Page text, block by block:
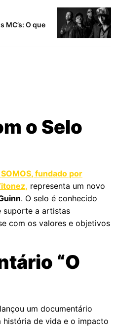
MC’s: O que
o Selo
fundado por
representa um novo
. O selo é conhecido
suporte a artistas
com os valores e objetivos
“O
lançou um documentário
história de vida e o impacto